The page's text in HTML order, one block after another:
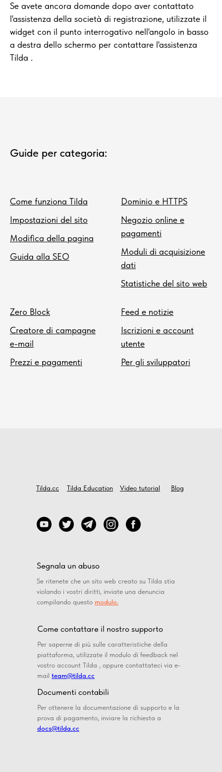
Se avete ancora domande dopo aver contattato
l'assistenza della società di registrazione, utilizzate il
widget con il punto interrogativo nell'angolo in basso
a destra dello schermo per contattare l'assistenza
Tilda .
Guide per categoria:
Come funziona Tilda
Impostazioni del sito
Modifica della pagina
Guida alla SEO
Dominio e HTTPS
Negozio online e
pagamenti
Moduli di acquisizione
dati
Statistiche del sito web
Zero Block
Creatore di campagne
e-mail
Prezzi e pagamenti
Feed e notizie
Iscrizioni e account
utente
Per gli sviluppatori
Tilda.cc Tilda Education Video tutorial Blog
Segnala un abuso
Se ritenete che un sito web creato su Tilda stia
violando i vostri diritti, inviate una denuncia
compilando questo modulo.
Come contattare il nostro supporto
Per saperne di più sulle caratteristiche della
piattaforma, utilizzate il modulo di feedback nel
vostro account Tilda , oppure contattateci via e-
mail team@tilda.cc
Documenti contabili
Per ottenere la documentazione di supporto e la
prova di pagamento, inviare la richiesta a
docs@tilda.cc